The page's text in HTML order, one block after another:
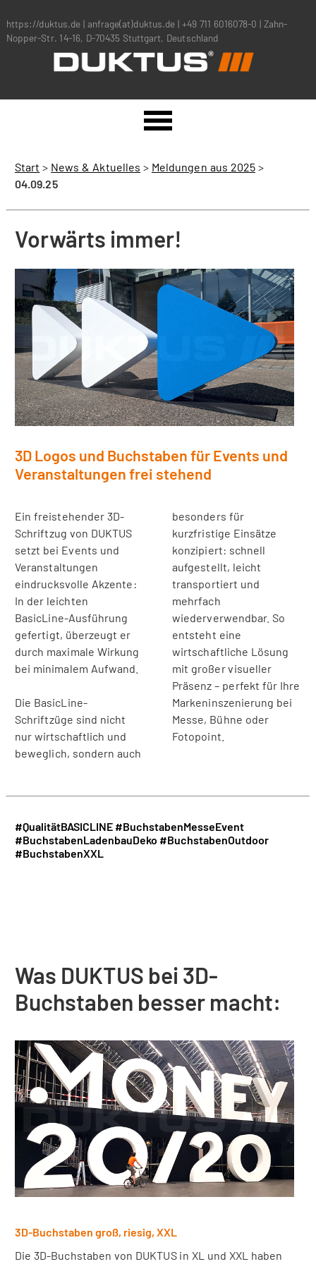
https://duktus.de | anfrage(at)duktus.de | +49 711 6016078-0 | Zahn-
Nopper-Str. 14-16, D-70435 Stuttgart, Deutschland
Start > News & Aktuelles > Meldungen aus 2025>
04.09.25
Vorwärts immer!
3D Logos und Buchstaben für Events und
Veranstaltungen frei stehend
Ein freistehender 3D-
Schriftzug von DUKTUS
setzt bei Events und
Veranstaltungen
eindrucksvolle Akzente:
In der leichten
BasicLine-Ausführung
gefertigt, überzeugt er
durch maximale Wirkung
bei minimalem Aufwand.
Die BasicLine-
Schriftzüge sind nicht
nur wirtschaftlich und
beweglich, sondern auch
besonders für
kurzfristige Einsätze
konzipiert: schnell
aufgestellt, leicht
transportiert und
mehrfach
wiederverwendbar. So
entsteht eine
wirtschaftliche Lösung
mit großer visueller
Präsenz – perfekt für Ihre
Markeninszenierung bei
Messe, Bühne oder
Fotopoint.
#QualitätBASICLINE#BuchstabenMesseEvent
#BuchstabenLadenbauDeko #BuchstabenOutdoor
#BuchstabenXXL
Was DUKTUS bei 3D-
Buchstaben besser macht:
3D-Buchstaben groß, riesig, XXL
Die 3D-Buchstaben von DUKTUS in XL und XXL haben